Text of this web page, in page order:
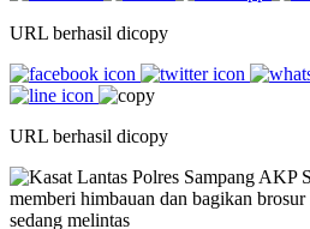
URL berhasil dicopy
URL berhasil dicopy